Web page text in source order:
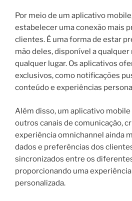
Por meio de um aplicativo
estabelecer uma conexão mais
clientes. É uma forma de estar
mão deles, disponível a
qualquer lugar. Os aplicativos
exclusivos, como notificações
conteúdo e experiências
Além disso, um aplicativo
outros canais de comunicação,
experiência omnichannel ainda
dados e preferências dos
sincronizados entre os
proporcionando uma
personalizada.